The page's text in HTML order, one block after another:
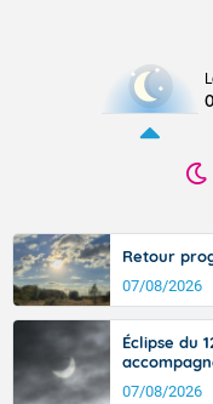
Retour
07/08/2026
Éclipse du
07/08/2026